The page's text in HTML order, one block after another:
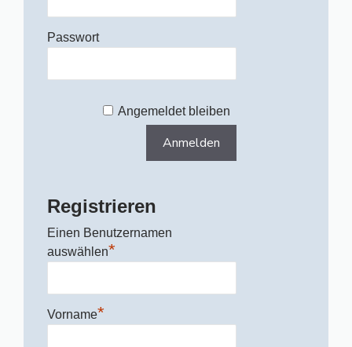
Passwort
Angemeldet bleiben
Registrieren
Einen Benutzernamen
auswählen*
Vorname*